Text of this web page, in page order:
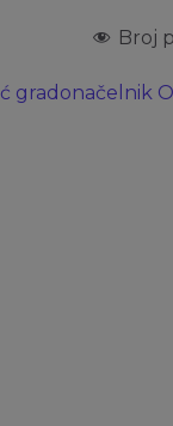
Broj
gradonačelnik